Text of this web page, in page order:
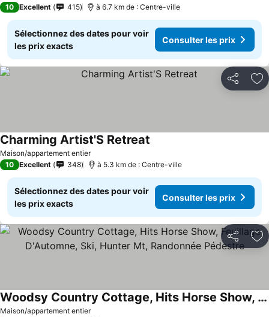
10 Excellent 415 à 6.7 km de : Centre-ville
Sélectionnez des dates pour voir
les prix exacts
Consulter les prix
Partager
Maison/appartement entier
Charming Artist'S Retreat
10 Excellent 348 à 5.3 km de : Centre-ville
Sélectionnez des dates pour voir
les prix exacts
Consulter les prix
Partager
Maison/appartement entier
Woodsy Country Cottage, Hits Horse Show, Feuillage D'Automne, Ski, Hunter Mt, Randonnée Pédestre